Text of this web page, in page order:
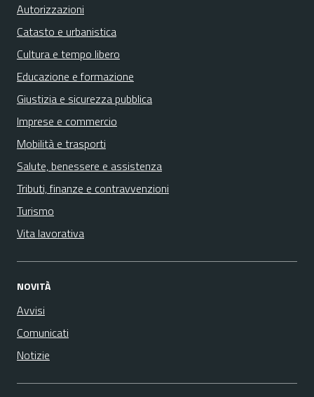
Autorizzazioni
Catasto e urbanistica
Cultura e tempo libero
Educazione e formazione
Giustizia e sicurezza pubblica
Imprese e commercio
Mobilità e trasporti
Salute, benessere e assistenza
Tributi, finanze e contravvenzioni
Turismo
Vita lavorativa
NOVITÀ
Avvisi
Comunicati
Notizie